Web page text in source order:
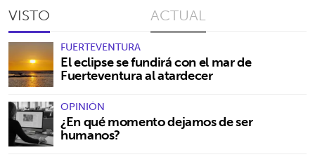
VISTO ACTUAL
FUERTEVENTURA
El eclipse se fundirá con el mar de
Fuerteventura al atardecer
OPINIÓN
¿En qué momento dejamos de ser
humanos?